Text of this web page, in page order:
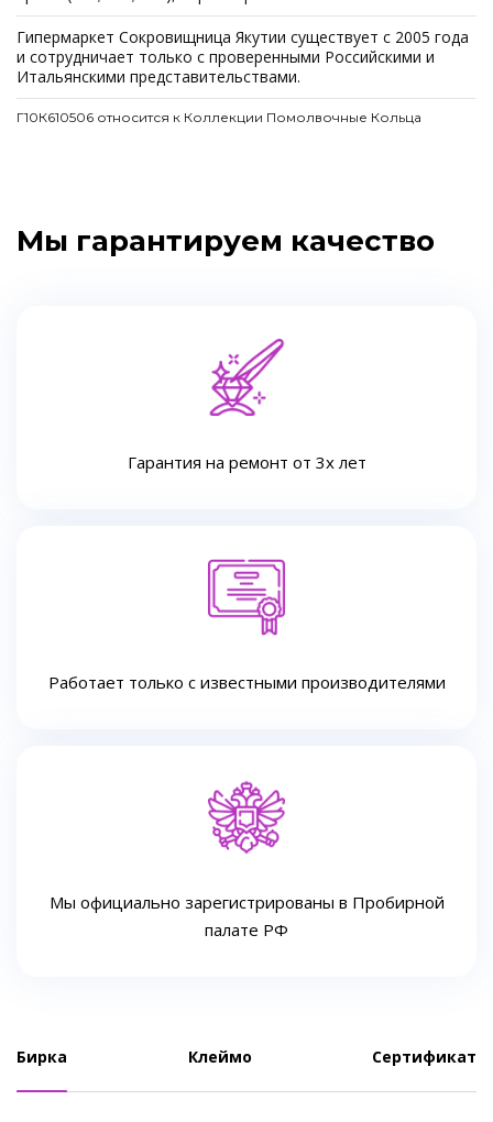
Гипермаркет Сокровищница Якутии существует с 2005 года
и сотрудничает только с проверенными Российскими и
Итальянскими представительствами.
Г10К610506 относится к Коллекции Помолвочные Кольца
Мы гарантируем качество
Гарантия на ремонт от 3х лет
Работает только с известными производителями
Мы официально зарегистрированы в Пробирной
палате РФ
Бирка Клеймо Сертификат